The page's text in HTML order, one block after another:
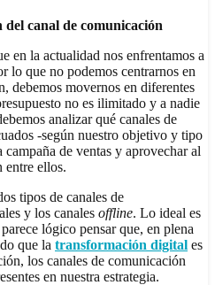
del canal de comunicación
en la actualidad nos enfrentamos a
lo que no podemos centrarnos en
debemos movernos en diferentes
no es ilimitado y a nadie
analizar qué canales de
-según nuestro objetivo y tipo
de ventas y aprovechar al
entre ellos.
tipos de canales de
y los canales offline. Lo ideal es
lógico pensar que, en plena
que la transformación digital es
los canales de comunicación
en nuestra estrategia.